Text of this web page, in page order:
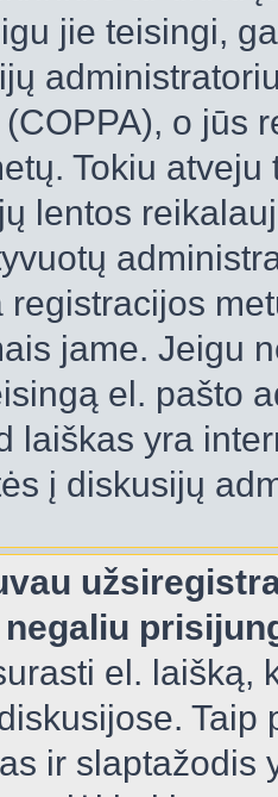
jie teisingi,
o jūs
Tokiu
lentos
registracijos
jame. Jeigu
el. pašto
laiškas yra
į diskusijų
el. laišką,
ir slaptažodis